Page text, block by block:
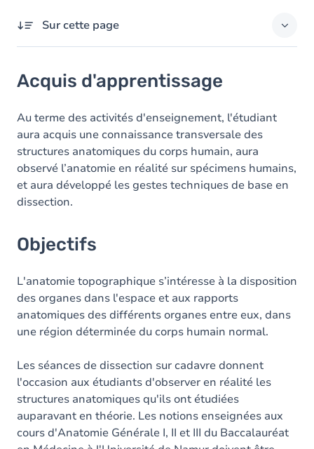
Sur cette page
Objectifs
Contenu
Table des matières
Acquis d'apprentissage
Au terme des activités d'enseignement, l'étudiant
aura acquis une connaissance transversale des
structures anatomiques du corps humain, aura
observé l’anatomie en réalité sur spécimens humains,
et aura développé les gestes techniques de base en
dissection.
Objectifs
L'anatomie topographique s’intéresse à la disposition
des organes dans l'espace et aux rapports
anatomiques des différents organes entre eux, dans
une région déterminée du corps humain normal.
Les séances de dissection sur cadavre donnent
l'occasion aux étudiants d'observer en réalité les
structures anatomiques qu'ils ont étudiées
auparavant en théorie. Les notions enseignées aux
cours d'Anatomie Générale I, II et III du Baccalauréat